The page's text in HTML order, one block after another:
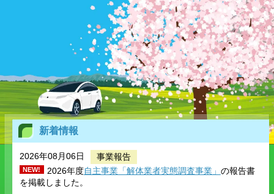
新着情報
2026年08月06日 事業報告
NEW! 2026年度自主事業「解体業者実態調査事業」 の報告書
を掲載しました。